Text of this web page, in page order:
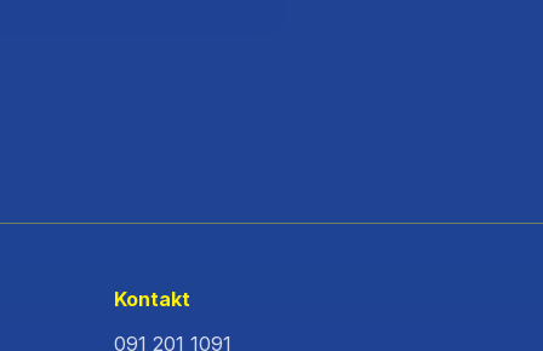
Kontakt
091 201 1091